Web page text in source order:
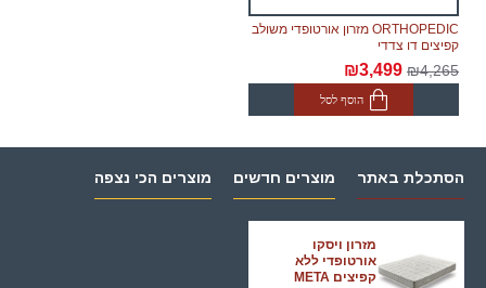
ORTHOPEDIC מזרון אורטופדי משולב
קפיצים דו צדדי
₪4,265
₪3,499
הוסף לסל
הסתכלת באתר מוצרים חדשים מוצרים הכי נצפה
מזרון ויסקו
אורטופדי ללא
קפיצים META